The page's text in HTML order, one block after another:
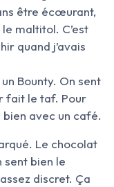
être écœurant,
maltitol. C’est
quand j’avais
Bounty. On sent
fait le taf. Pour
avec un café.
Le chocolat
sent bien le
discret. Ça